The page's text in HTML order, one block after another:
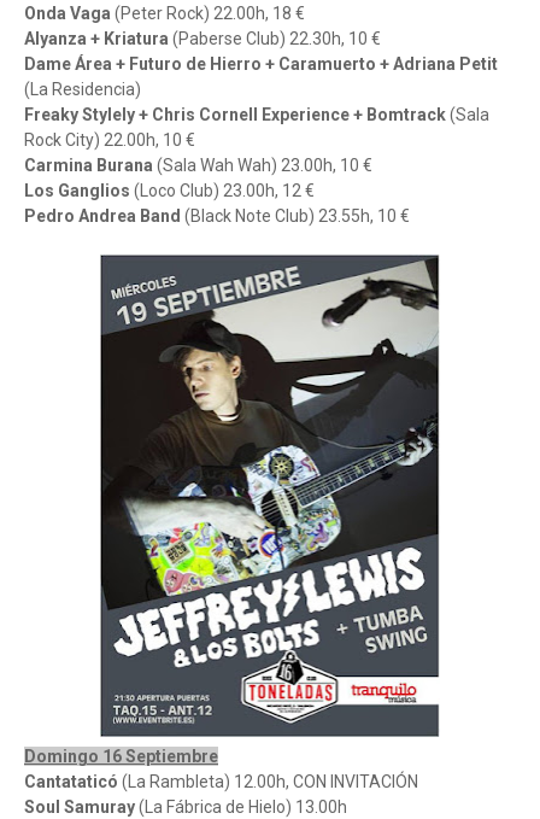
Onda Vaga (Peter Rock) 22.00h, 18 €
Alyanza + Kriatura (Paberse Club) 22.30h, 10 €
Dame Área + Futuro de Hierro + Caramuerto + Adriana Petit
(La Residencia)
Freaky Stylely + Chris Cornell Experience + Bomtrack(Sala
Rock City) 22.00h, 10 €
Carmina Burana (Sala Wah Wah) 23.00h, 10 €
Los Ganglios (Loco Club) 23.00h, 12 €
Pedro Andrea Band (Black Note Club) 23.55h, 10 €
Domingo 16 Septiembre
Cantataticó (La Rambleta) 12.00h, CON INVITACIÓN
Soul Samuray(La Fábrica de Hielo) 13.00h